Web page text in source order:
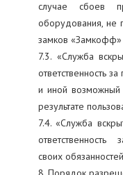
случае сбоев
оборудования, не
замков «Замкофф»
7.3. «Служба
ответственность
и иной возможный
результате
7.4. «Служба
своих